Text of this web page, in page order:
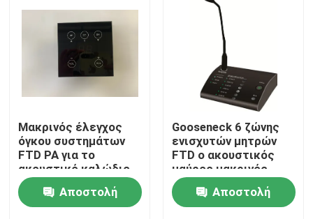
Σπίτι
Προϊόντα
Μακρινός έλεγχος
όγκου συστημάτων
FTD PA για το
ακουστικό καλώδιο
ενισχυτών RS485
μητρώνΑποστολή
Gooseneck 6 ζώνης
ενισχυτών μητρών
FTD ο ακουστικός
μαύρος μακρινός
Μαύρος μικροφώνων
κλήσης
σελιδοποιώντας
Αποστολή